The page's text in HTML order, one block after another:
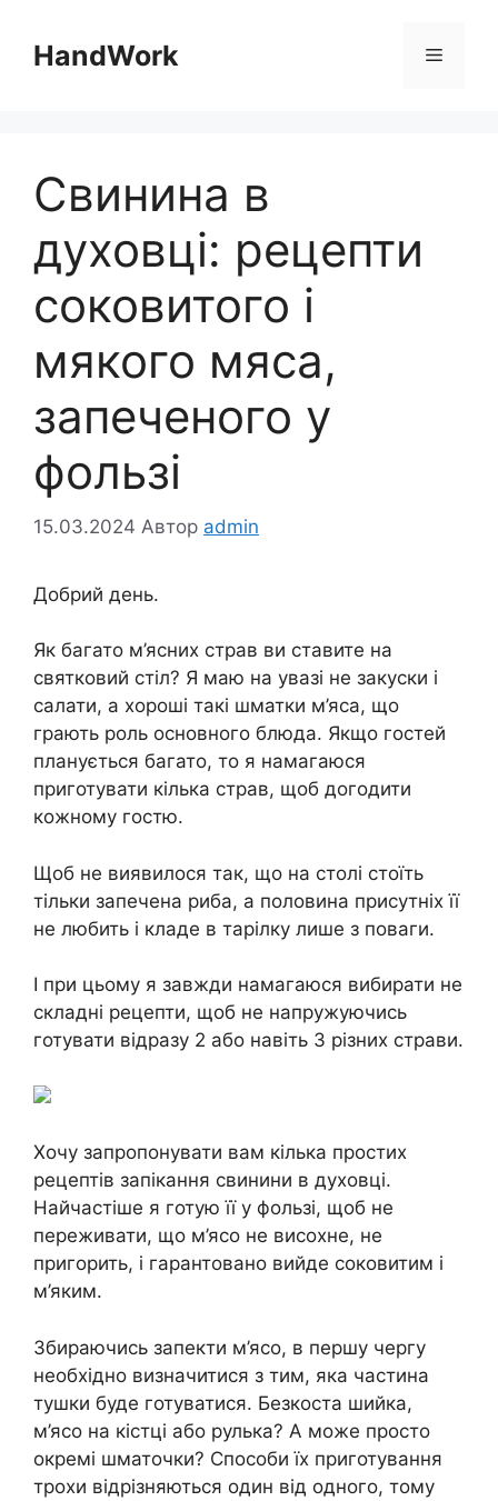
вмістуHandWork Меню
Свинина в
духовці: рецепти
соковитого і
мякого мяса,
запеченого у
фользі
15.03.2024 Автор admin
Добрий день.
Як багато м’ясних страв ви ставите на
святковий стіл? Я маю на увазі не закуски і
салати, а хороші такі шматки м’яса, що
грають роль основного блюда. Якщо гостей
планується багато, то я намагаюся
приготувати кілька страв, щоб догодити
кожному гостю.
Щоб не виявилося так, що на столі стоїть
тільки запечена риба, а половина присутніх її
не любить і кладе в тарілку лише з поваги.
І при цьому я завжди намагаюся вибирати не
складні рецепти, щоб не напружуючись
готувати відразу 2 або навіть 3 різних страви.
Хочу запропонувати вам кілька простих
рецептів запікання свинини в духовці.
Найчастіше я готую її у фользі, щоб не
переживати, що м’ясо не висохне, не
пригорить, і гарантовано вийде соковитим і
м’яким.
Збираючись запекти м’ясо, в першу чергу
необхідно визначитися з тим, яка частина
тушки буде готуватися. Безкоста шийка,
м’ясо на кістці або рулька? А може просто
окремі шматочки? Способи їх приготування
трохи відрізняються один від одного, тому